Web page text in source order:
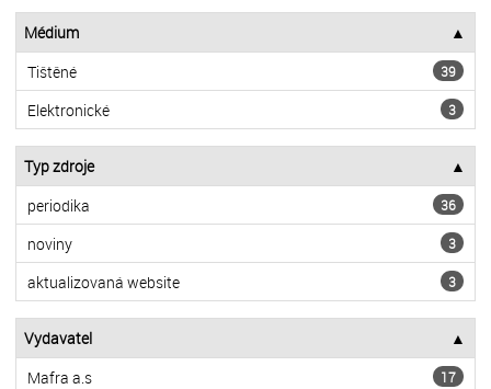
Médium
Tištěné
39
Elektronické 3
Typ zdroje
periodika
36
noviny 3
aktualizovaná website 3
Vydavatel
Mafra a.s
17